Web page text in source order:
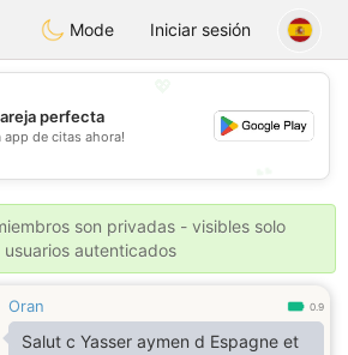
GulfDating
Mode Iniciar sesión
💕
perfecta
app de citas ahora!
son privadas - visibles solo
usuarios autenticados
Oran 0.9
Salut c Yasser aymen d Espagne et